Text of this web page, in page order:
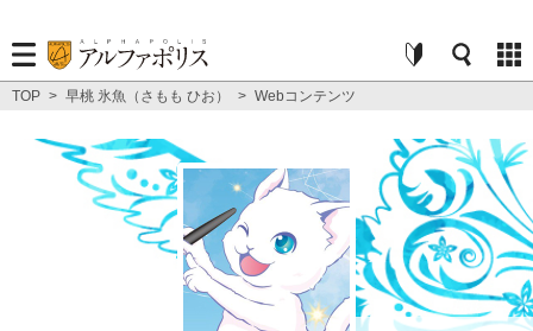
TOP > 早桃 氷魚（さもも ひお） > Webコンテンツ